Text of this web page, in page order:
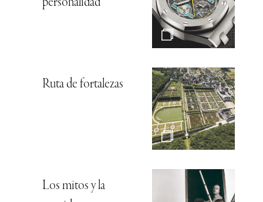
personalidad
Ruta de fortalezas
Los mitos y la